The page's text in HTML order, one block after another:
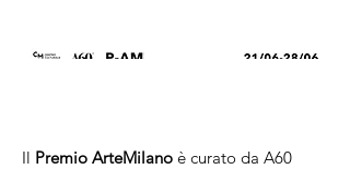
Il Premio ArteMilano è curato da A60